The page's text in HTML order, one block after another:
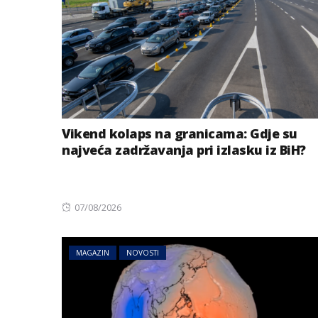
Vikend kolaps na granicama: Gdje su
najveća zadržavanja pri izlasku iz BiH?
Posted
07/08/2026
MAGAZIN NOVOSTI
Energetski